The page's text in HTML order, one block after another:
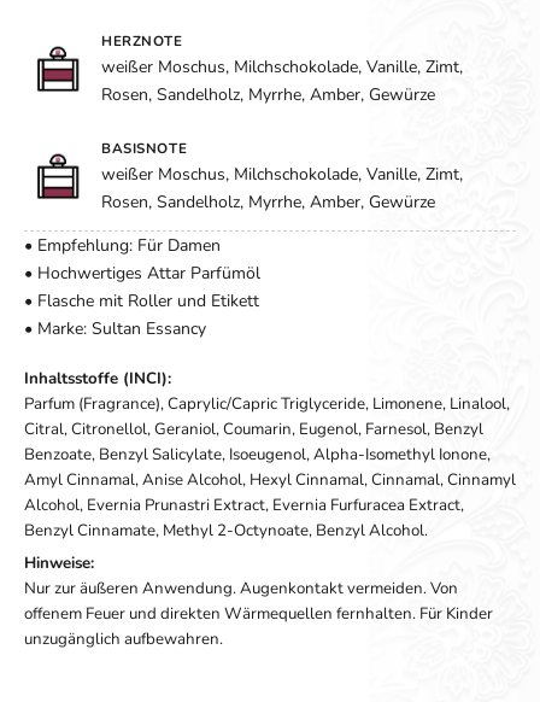
HERZNOTE
weißer Moschus, Milchschokolade, Vanille, Zimt,
Rosen, Sandelholz, Myrrhe, Amber, Gewürze
BASISNOTE
weißer Moschus, Milchschokolade, Vanille, Zimt,
Rosen, Sandelholz, Myrrhe, Amber, Gewürze
• Empfehlung: Für Damen
• Hochwertiges Attar Parfümöl
• Flasche mit Roller und Etikett
• Marke: Sultan Essancy
Inhaltsstoffe (INCI):
Parfum (Fragrance), Caprylic/Capric Triglyceride, Limonene, Linalool,
Citral, Citronellol, Geraniol, Coumarin, Eugenol, Farnesol, Benzyl
Benzoate, Benzyl Salicylate, Isoeugenol, Alpha-Isomethyl Ionone,
Amyl Cinnamal, Anise Alcohol, Hexyl Cinnamal, Cinnamal, Cinnamyl
Alcohol, Evernia Prunastri Extract, Evernia Furfuracea Extract,
Benzyl Cinnamate, Methyl 2-Octynoate, Benzyl Alcohol.
Hinweise:
Nur zur äußeren Anwendung. Augenkontakt vermeiden. Von
offenem Feuer und direkten Wärmequellen fernhalten. Für Kinder
unzugänglich aufbewahren.